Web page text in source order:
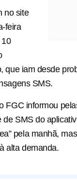
no site
feira
10
que iam desde
SMS.
FGC informou
SMS do
pela manhã,
alta demanda.